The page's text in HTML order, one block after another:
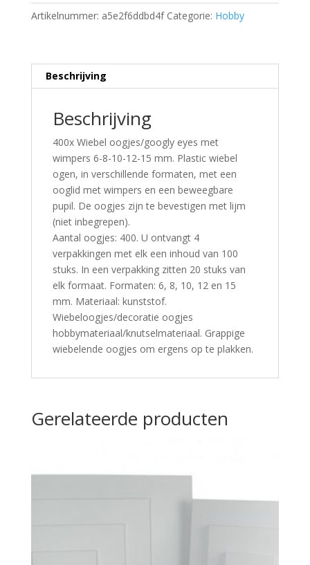
Artikelnummer: a5e2f6ddbd4f Categorie: Hobby
Beschrijving
Beschrijving
400x Wiebel oogjes/googly eyes met
wimpers 6-8-10-12-15 mm. Plastic wiebel
ogen, in verschillende formaten, met een
ooglid met wimpers en een beweegbare
pupil. De oogjes zijn te bevestigen met lijm
(niet inbegrepen).
Aantal oogjes: 400. U ontvangt 4
verpakkingen met elk een inhoud van 100
stuks. In een verpakking zitten 20 stuks van
elk formaat. Formaten: 6, 8, 10, 12 en 15
mm. Materiaal: kunststof.
Wiebeloogjes/decoratie oogjes
hobbymateriaal/knutselmateriaal. Grappige
wiebelende oogjes om ergens op te plakken.
Gerelateerde producten